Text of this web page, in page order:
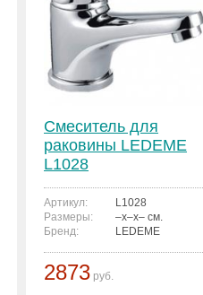
Смеситель для
раковины LEDEME
L1028
Артикул:
L1028
Размеры:
–x–x– см.
Бренд:
LEDEME
2873 руб.